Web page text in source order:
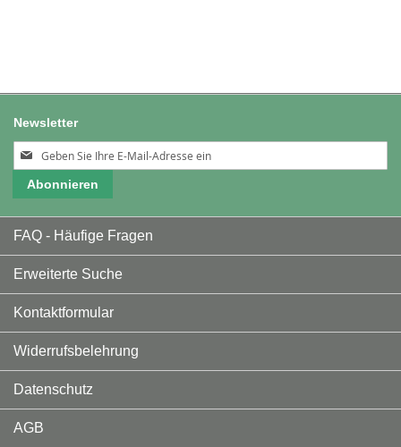
Newsletter
Melden
Sie
sich
unseren
Newsletter
an:
Abonnieren
FAQ - Häufige Fragen
Erweiterte Suche
Kontaktformular
Widerrufsbelehrung
Datenschutz
AGB